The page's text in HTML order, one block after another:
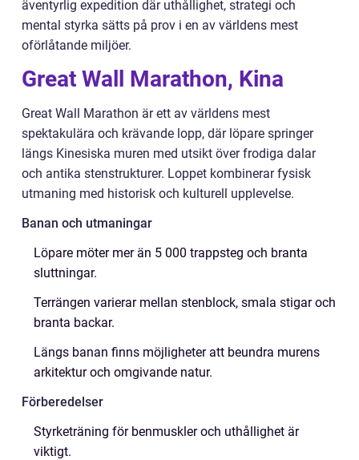
äventyrlig expedition där uthållighet, strategi och
mental styrka sätts på prov i en av världens mest
oförlåtande miljöer.
Great Wall Marathon, Kina
Great Wall Marathon är ett av världens mest
spektakulära och krävande lopp, där löpare springer
längs Kinesiska muren med utsikt över frodiga dalar
och antika stenstrukturer. Loppet kombinerar fysisk
utmaning med historisk och kulturell upplevelse.
Banan och utmaningar
Löpare möter mer än 5 000 trappsteg och branta
sluttningar.
Terrängen varierar mellan stenblock, smala stigar och
branta backar.
Längs banan finns möjligheter att beundra murens
arkitektur och omgivande natur.
Förberedelser
Styrketräning för benmuskler och uthållighet är
viktigt.